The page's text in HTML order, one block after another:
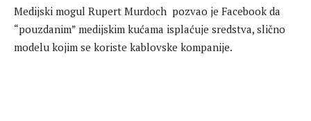
Medijski mogul Rupert Murdoch pozvao je Facebook da
“pouzdanim” medijskim kućama isplaćuje sredstva, slično
modelu kojim se koriste kablovske kompanije.